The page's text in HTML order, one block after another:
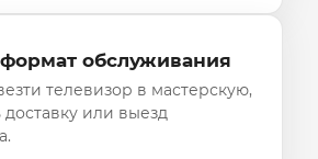
обслуживания
телевизор в мастерскую,
доставку или выезд